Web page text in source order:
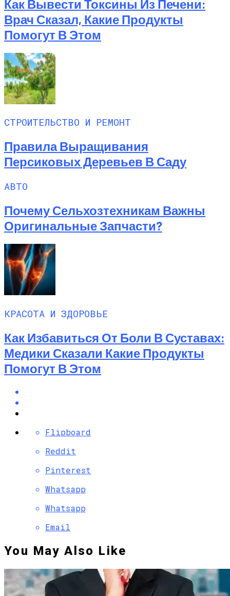
Как Вывести Токсины Из Печени:
Врач Сказал, Какие Продукты
Помогут В Этом
СТРОИТЕЛЬСТВО И РЕМОНТ
Правила Выращивания
Персиковых Деревьев В Саду
АВТО
Почему Сельхозтехникам Важны
Оригинальные Запчасти?
КРАСОТА И ЗДОРОВЬЕ
Как Избавиться От Боли В Суставах:
Медики Сказали Какие Продукты
Помогут В Этом
Flipboard
Reddit
Pinterest
Whatsapp
Whatsapp
Email
You May Also Like